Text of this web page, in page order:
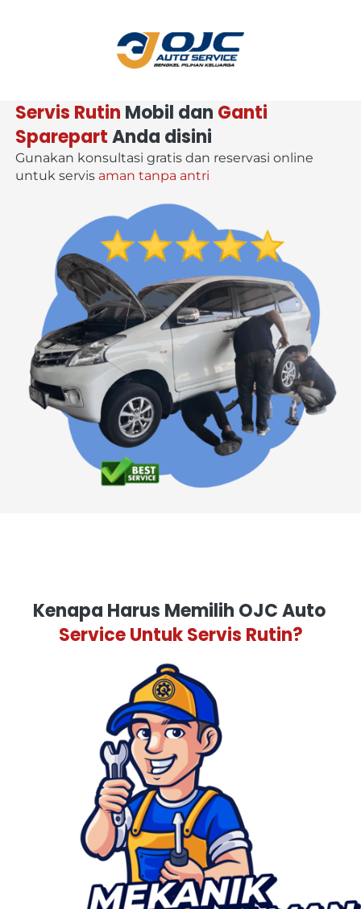
Servis Rutin Mobil dan Ganti
Sparepart Anda disini
Gunakan konsultasi gratis dan reservasi online
untuk servis aman tanpa antri
Kenapa Harus Memilih OJC Auto
Service Untuk Servis Rutin?